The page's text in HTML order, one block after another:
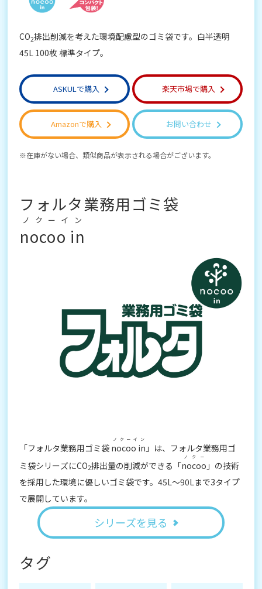
CO2排出削減を考えた環境配慮型のゴミ袋です。白半透明
45L 100枚 標準タイプ。
ASKULで購入 楽天市場で購入
Amazonで購入 お問い合わせ
在庫がない場合、類似商品が表示される場合がございます。
フォルタ業務用ゴミ袋
nocoo in
ノクーイン
「フォルタ業務用ゴミ袋 nocoo in
ノクーイン
」は、フォルタ業務用ゴ
ミ袋シリーズにCO2排出量の削減ができる「nocoo
ノクー
」の技術
を採用した環境に優しいゴミ袋です。45L～90Lまで3タイプ
で展開しています。
シリーズを見る
タグ